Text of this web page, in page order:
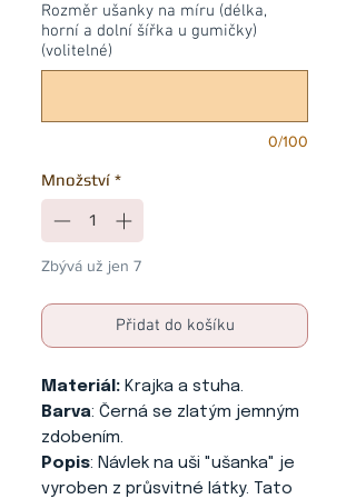
Rozměr ušanky na míru (délka,
horní a dolní šířka u gumičky)
(volitelné)
0/100
Množství *
Zbývá už jen 7
Přidat do košíku
Materiál: Krajka a stuha.
Barva: Černá se zlatým jemným
zdobením.
Popis: Návlek na uši "ušanka" je
vyroben z průsvitné látky. Tato